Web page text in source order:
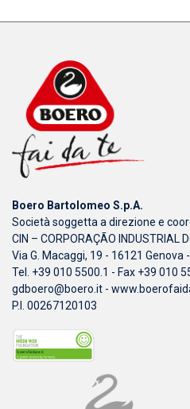
Boero Bartolomeo S.p.A.
Società soggetta a direzione e
CIN – CORPORAÇÃO INDUSTRIAL
Via G. Macaggi, 19 - 16121 Genova
Tel. +39 010 5500.1 - Fax +39 010
gdboero@boero.it -
P.I. 00267120103